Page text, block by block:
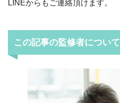
LINEからもご連絡頂けます。
この記事の監修者について